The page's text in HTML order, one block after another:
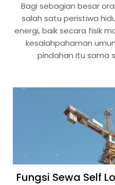
Bagi sebagian besar
salah satu peristiwa
energi, baik secara fisik
kesalahpahaman
pindahan itu sama
Fungsi Sewa Self